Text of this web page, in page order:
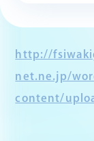
http://
net.ne.jp/
content/